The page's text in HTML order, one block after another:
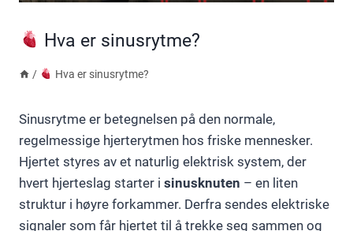
Hva er sinusrytme?
/ Hva er sinusrytme?
Sinusrytme er betegnelsen på den normale,
regelmessige hjerterytmen hos friske mennesker.
Hjertet styres av et naturlig elektrisk system, der
hvert hjerteslag starter i sinusknuten – en liten
struktur i høyre forkammer. Derfra sendes elektriske
signaler som får hjertet til å trekke seg sammen og